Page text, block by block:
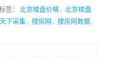
签： 北京楼盘价格 , 北京楼盘
下采集 , 搜房网 , 搜房网数据 ,